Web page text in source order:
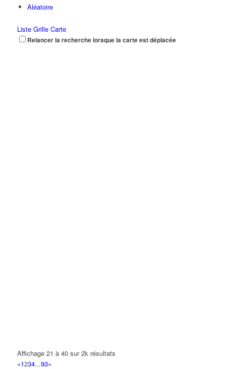
Aléatoire
Liste Grille Carte
Relancer la recherche lorsque la carte est déplacée
Affichage 21 à 40 sur 2k résultats
«1234...93»